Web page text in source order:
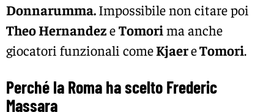
Donnarumma.Impossibile non citare poi
Theo HernandezeTomori ma anche
giocatori funzionali comeKjaereTomori.
Perché la Roma ha scelto Frederic
Massara